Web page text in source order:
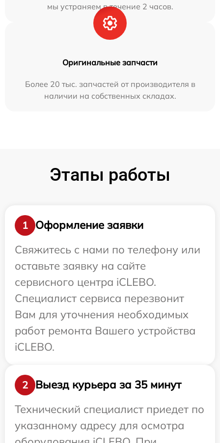
мы устраняем в течение 2 часов.
Оригинальные запчасти
Более 20 тыс. запчастей от производителя в
наличии на собственных складах.
Этапы работы
1
Оформление заявки
Свяжитесь с нами по телефону или
оставьте заявку на сайте
сервисного центра iCLEBO.
Специалист сервиса перезвонит
Вам для уточнения необходимых
работ ремонта Вашего устройства
iCLEBO.
2
Выезд курьера за 35 минут
Технический специалист приедет по
указанному адресу для осмотра